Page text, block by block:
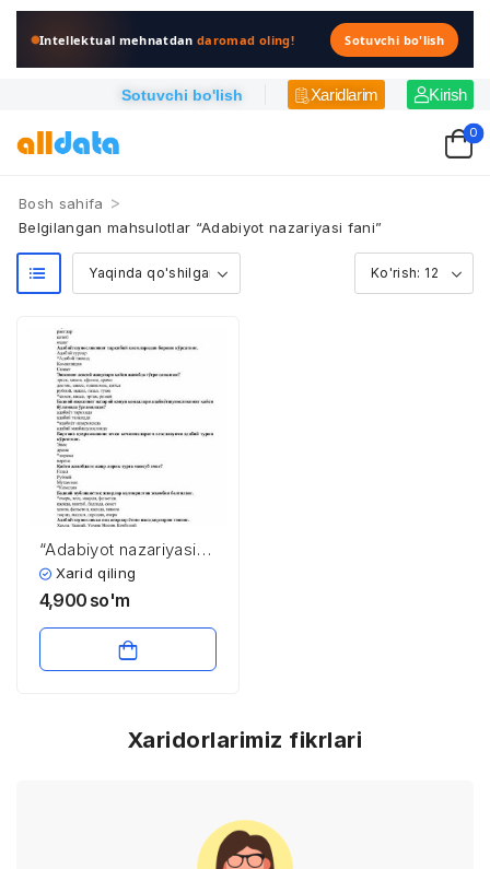
Intellektual mehnatdandaromad oling! Sotuvchi bo'lish
Sotuvchi bo'lish Xaridlarim Kirish
0
Bosh sahifa >
Belgilangan mahsulotlar “Adabiyot nazariyasi fani”
“Adabiyot nazariyasi”
fanidan 3-kurs
talabalari uchun testlar
Xarid qiling
4,900 so'm
Xaridorlarimiz fikrlari